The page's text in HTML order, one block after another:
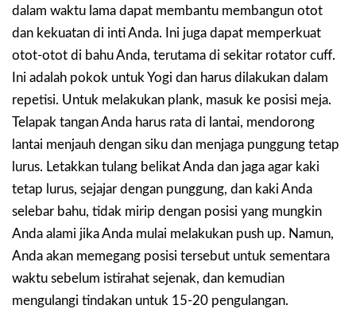
dalam waktu lama dapat membantu membangun otot
dan kekuatan di inti Anda. Ini juga dapat memperkuat
otot-otot di bahu Anda, terutama di sekitar rotator cuff.
Ini adalah pokok untuk Yogi dan harus dilakukan dalam
repetisi. Untuk melakukan plank, masuk ke posisi meja.
Telapak tangan Anda harus rata di lantai, mendorong
lantai menjauh dengan siku dan menjaga punggung tetap
lurus. Letakkan tulang belikat Anda dan jaga agar kaki
tetap lurus, sejajar dengan punggung, dan kaki Anda
selebar bahu, tidak mirip dengan posisi yang mungkin
Anda alami jika Anda mulai melakukan push up. Namun,
Anda akan memegang posisi tersebut untuk sementara
waktu sebelum istirahat sejenak, dan kemudian
mengulangi tindakan untuk 15-20 pengulangan.